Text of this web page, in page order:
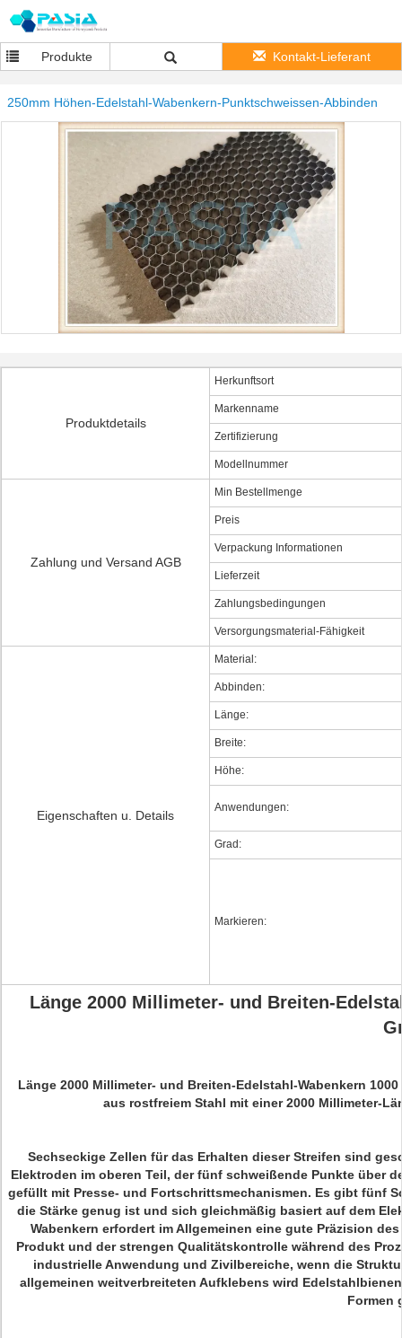
Produkte Kontakt-Lieferant
250mm Höhen-Edelstahl-Wabenkern-Punktschweissen-Abbinden
Produktdetails
Herkunftsort
Markenname
Zertifizierung
Modellnummer
Zahlung und Versand AGB
Min Bestellmenge
Preis
Verpackung Informationen
Lieferzeit
Zahlungsbedingungen
Versorgungsmaterial-Fähigkeit
Eigenschaften u. Details
Material:
Abbinden:
Länge:
Breite:
Höhe:
Anwendungen:
Grad:
Markieren:
Länge 2000 Millimeter- und Breiten-
Länge 2000 Millimeter- und Breiten-Edelstahl-Wabenkern
aus rostfreiem Stahl mit einer 2000 Millimeter-
Sechseckige Zellen für das Erhalten dieser Streifen sind
Elektroden im oberen Teil, der fünf schweißende Punkte über
gefüllt mit Presse- und Fortschrittsmechanismen. Es gibt fünf
die Stärke genug ist und sich gleichmäßig basiert auf dem
Wabenkern erfordert im Allgemeinen eine gute Präzision
Produkt und der strengen Qualitätskontrolle während des
industrielle Anwendung und Zivilbereiche, wenn die
allgemeinen weitverbreiteten Aufklebens wird
Formen